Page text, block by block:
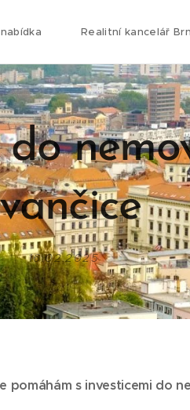
Realitní kancelář
do
16.02.2025
pomáhám s investicemi do